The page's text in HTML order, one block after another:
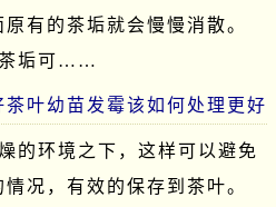
有的茶垢就会慢慢消散。
茶垢可……
叶幼苗发霉该如何处理更好
的环境之下，这样可以避免
况，有效的保存到茶叶。